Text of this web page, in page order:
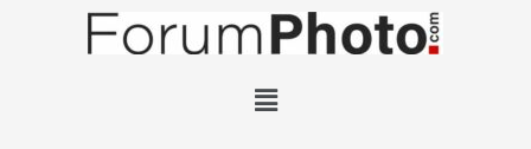
Menu